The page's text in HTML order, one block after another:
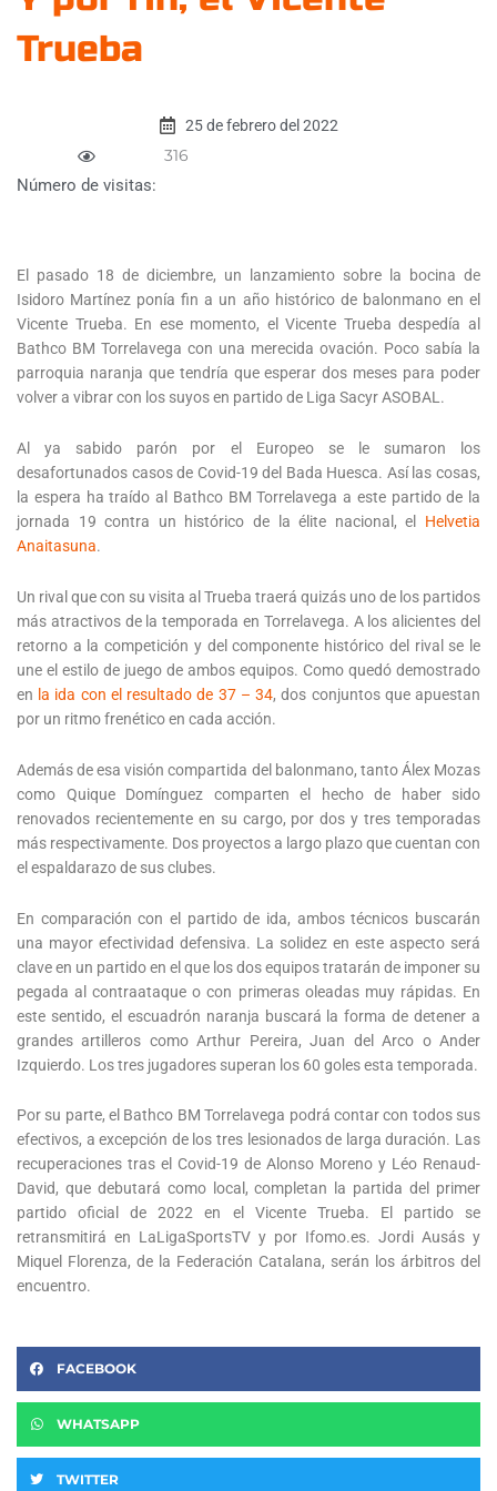
Trueba
25 de febrero del 2022
Número de visitas:
316
El pasado 18 de diciembre, un lanzamiento sobre la bocina de
Isidoro Martínez ponía fin a un año histórico de balonmano en el
Vicente Trueba. En ese momento, el Vicente Trueba despedía al
Bathco BM Torrelavega con una merecida ovación. Poco sabía la
parroquia naranja que tendría que esperar dos meses para poder
volver a vibrar con los suyos en partido de Liga Sacyr ASOBAL.
Al ya sabido parón por el Europeo se le sumaron los
desafortunados casos de Covid-19 del Bada Huesca. Así las cosas,
la espera ha traído al Bathco BM Torrelavega a este partido de la
jornada 19 contra un histórico de la élite nacional, el Helvetia
Anaitasuna.
Un rival que con su visita al Trueba traerá quizás uno de los partidos
más atractivos de la temporada en Torrelavega. A los alicientes del
retorno a la competición y del componente histórico del rival se le
une el estilo de juego de ambos equipos. Como quedó demostrado
en la ida con el resultado de 37 – 34, dos conjuntos que apuestan
por un ritmo frenético en cada acción.
Además de esa visión compartida del balonmano, tanto Álex Mozas
como Quique Domínguez comparten el hecho de haber sido
renovados recientemente en su cargo, por dos y tres temporadas
más respectivamente. Dos proyectos a largo plazo que cuentan con
el espaldarazo de sus clubes.
En comparación con el partido de ida, ambos técnicos buscarán
una mayor efectividad defensiva. La solidez en este aspecto será
clave en un partido en el que los dos equipos tratarán de imponer su
pegada al contraataque o con primeras oleadas muy rápidas. En
este sentido, el escuadrón naranja buscará la forma de detener a
grandes artilleros como Arthur Pereira, Juan del Arco o Ander
Izquierdo. Los tres jugadores superan los 60 goles esta temporada.
Por su parte, el Bathco BM Torrelavega podrá contar con todos sus
efectivos, a excepción de los tres lesionados de larga duración. Las
recuperaciones tras el Covid-19 de Alonso Moreno y Léo Renaud-
David, que debutará como local, completan la partida del primer
partido oficial de 2022 en el Vicente Trueba. El partido se
retransmitirá en LaLigaSportsTV y por Ifomo.es. Jordi Ausás y
Miquel Florenza, de la Federación Catalana, serán los árbitros del
encuentro.
FACEBOOK
WHATSAPP
TWITTER